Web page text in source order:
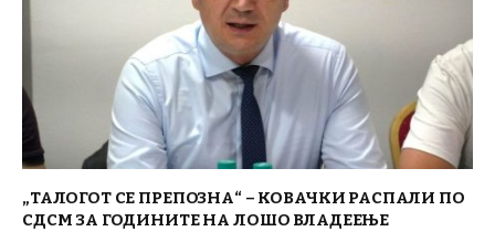
„ТАЛОГОТ СЕ ПРЕПОЗНА“ – КОВАЧКИ РАСПАЛИ ПО
СДСМ ЗА ГОДИНИТЕ НА ЛОШО ВЛАДЕЕЊЕ